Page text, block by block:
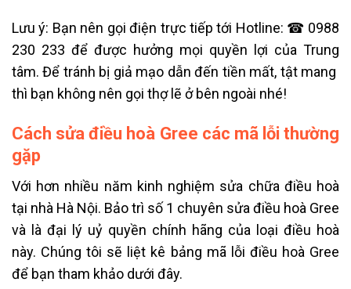
Lưu ý: Bạn nên gọi điện trực tiếp tới Hotline: ☎ 0988
230 233 để được hưởng mọi quyền lợi của Trung
tâm. Để tránh bị giả mạo dẫn đến tiền mất, tật mang
thì bạn không nên gọi thợ lẽ ở bên ngoài nhé!
Cách sửa điều hoà Gree các mã lỗi thường
gặp
Với hơn nhiều năm kinh nghiệm sửa chữa điều hoà
tại nhà Hà Nội. Bảo trì số 1 chuyên sửa điều hoà Gree
và là đại lý uỷ quyền chính hãng của loại điều hoà
này. Chúng tôi sẽ liệt kê bảng mã lỗi điều hoà Gree
để bạn tham khảo dưới đây.